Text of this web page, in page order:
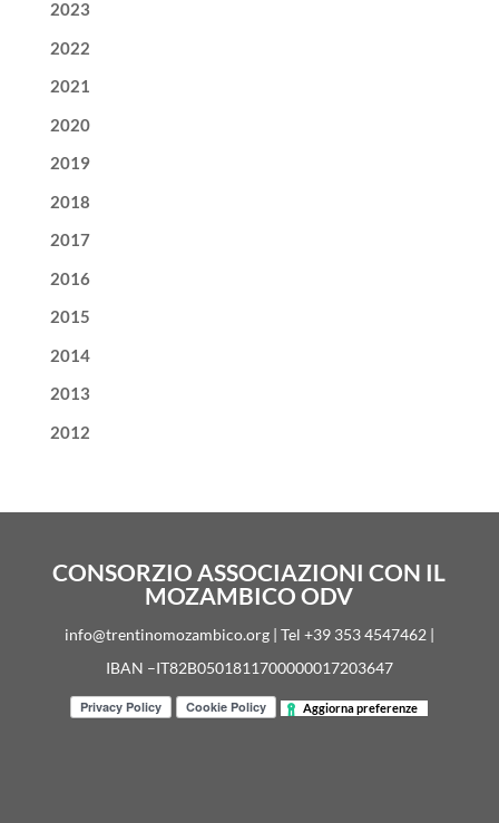
2023
2022
2021
2020
2019
2018
2017
2016
2015
2014
2013
2012
CONSORZIO ASSOCIAZIONI CON IL
MOZAMBICO ODV
info@trentinomozambico.org | Tel +39 353 4547462 |
IBAN –IT82B0501811700000017203647
Aggiorna preferenze